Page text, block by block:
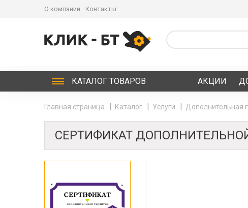
О компании Контакты
КАТАЛОГ ТОВАРОВ АКЦИИ
Главная страница Каталог Услуги Дополнительная
СЕРТИФИКАТ